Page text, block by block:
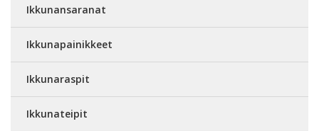
Ikkunansaranat
Ikkunapainikkeet
Ikkunaraspit
Ikkunateipit